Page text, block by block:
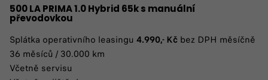
500 LA PRIMA 1.0 Hybrid 65k s manuální
převodovkou
Splátka operativního leasingu 4.990,- Kč bez DPH měsíčně
36 měsíců / 30.000 km
Včetně servisu